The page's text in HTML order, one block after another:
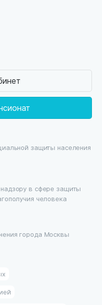
защиты населения
в сфере защиты
человека
города Москвы